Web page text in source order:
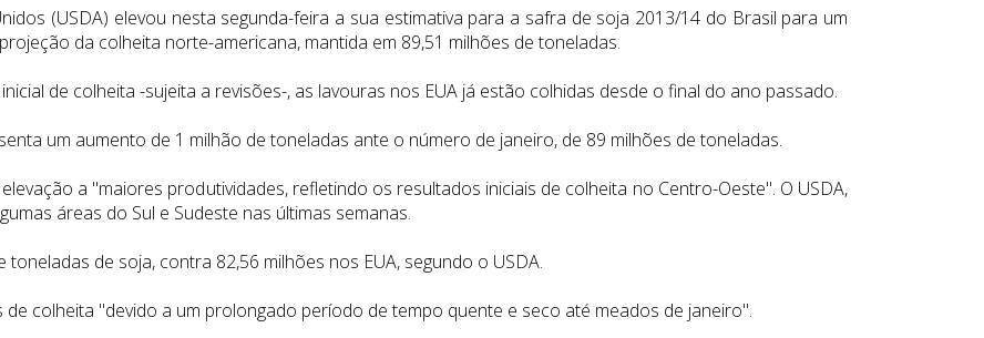
(USDA) elevou nesta segunda-feira a sua estimativa para a safra de soja 2013/14 do Brasil para um
da colheita norte-americana, mantida em 89,51 milhões de toneladas.
de colheita -sujeita a revisões-, as lavouras nos EUA já estão colhidas desde o final do ano passado.
um aumento de 1 milhão de toneladas ante o número de janeiro, de 89 milhões de toneladas.
a "maiores produtividades, refletindo os resultados iniciais de colheita no Centro-Oeste". O USDA,
áreas do Sul e Sudeste nas últimas semanas.
de soja, contra 82,56 milhões nos EUA, segundo o USDA.
de colheita "devido a um prolongado período de tempo quente e seco até meados de janeiro".